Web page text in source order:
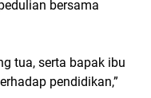
bersama
tua, serta bapak ibu
pendidikan,”